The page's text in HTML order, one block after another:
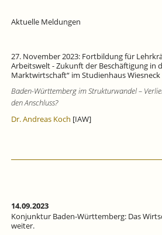
Aktuelle Meldungen
27. November 2023: Fortbildung für
Arbeitswelt - Zukunft der Beschäftigung in
Marktwirtschaft“ im Studienhaus Wiesneck
Baden-Württemberg im Strukturwandel –
den Anschluss?
Dr. Andreas Koch [IAW]
14.09.2023
Konjunktur Baden-Württemberg: Das
weiter.